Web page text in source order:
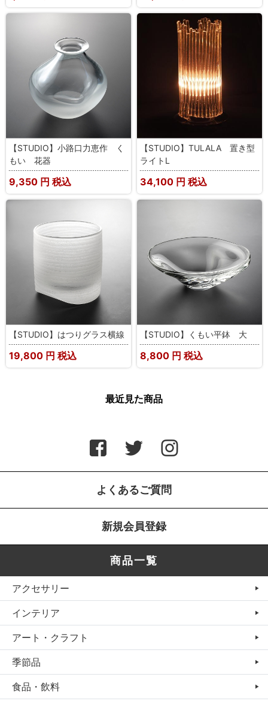
【STUDIO】小路口力恵作 く
もい 花器
9,350 円 税込
【STUDIO】TULALA 置き型
ライトL
34,100 円 税込
【STUDIO】はつりグラス横線
19,800 円 税込
【STUDIO】くもい平鉢 大
8,800 円 税込
最近見た商品
よくあるご質問
新規会員登録
商品一覧
アクセサリー
インテリア
アート・クラフト
季節品
食品・飲料